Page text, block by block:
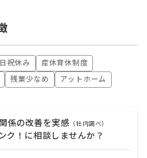
祝休み
産休育休制度
残業少なめ アットホーム
係の改善を実感 （社内調べ）
ク！に相談しませんか？